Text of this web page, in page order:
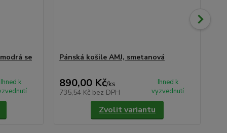
se
Ihned k
Pánská košile AMJ, smetanová
890,00 Kč/ks
735,54 Kč bez DPH
Ihned k
vyzvednutí
Zvolit variantu